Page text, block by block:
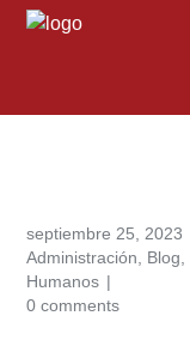
septiembre 25, 2023
Administración
Blog
Humanos
0 comments